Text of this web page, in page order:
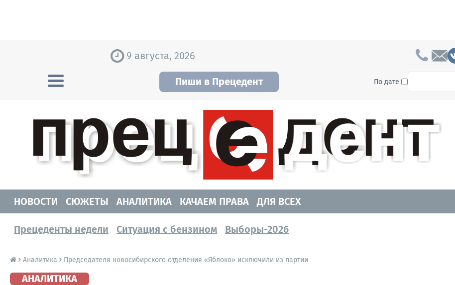
9 августа, 2026
Пиши в Прецедент По дате To
НОВОСТИ
СЮЖЕТЫ АНАЛИТИКА КАЧАЕМ ПРАВА ДЛЯ ВСЕХ
Прецеденты недели Ситуация с бензином Выборы-2026
Аналитика Председателя новосибирского отделения «Яблоко» исключили из партии
АНАЛИТИКА